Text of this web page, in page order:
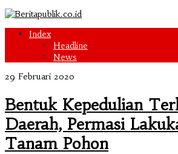
Index
Headline
News
29 Februari 2020
Bentuk Kepedulian
Daerah, Permasi
Tanam Pohon